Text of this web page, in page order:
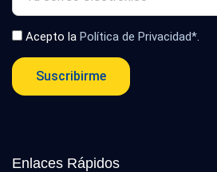
Acepto la Política de Privacidad*.
Suscribirme
Enlaces Rápidos